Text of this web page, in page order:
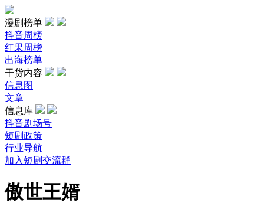
漫剧榜单
抖音周榜
红果周榜
出海榜单
干货内容
信息图
文章
信息库
抖音剧场号
短剧政策
行业导航
加入短剧交流群
傲世王婿